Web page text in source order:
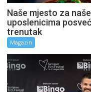
Naše mjesto za
uposlenicima
trenutak
Magazin